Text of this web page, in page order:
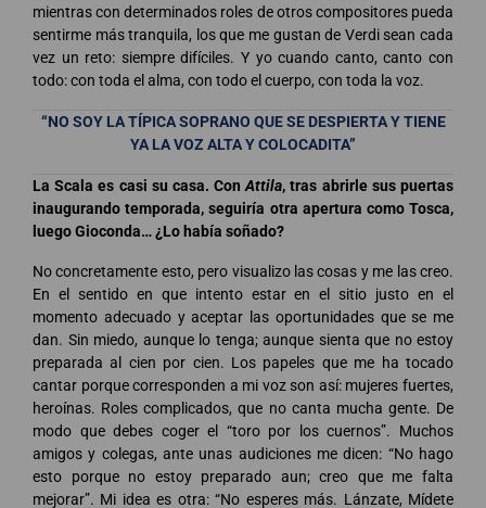
mientras con determinados roles de otros compositores pueda
sentirme más tranquila, los que me gustan de Verdi sean cada
vez un reto: siempre difíciles. Y yo cuando canto, canto con
todo: con toda el alma, con todo el cuerpo, con toda la voz.
“NO SOY LA TÍPICA SOPRANO QUE SE DESPIERTA Y TIENE
YA LA VOZ ALTA Y COLOCADITA”
La Scala es casi su casa. ConAttila, tras abrirle sus puertas
inaugurando temporada, seguiría otra apertura como Tosca,
luego Gioconda… ¿Lo había soñado?
No concretamente esto, pero visualizo las cosas y me las creo.
En el sentido en que intento estar en el sitio justo en el
momento adecuado y aceptar las oportunidades que se me
dan. Sin miedo, aunque lo tenga; aunque sienta que no estoy
preparada al cien por cien. Los papeles que me ha tocado
cantar porque corresponden a mi voz son así: mujeres fuertes,
heroínas. Roles complicados, que no canta mucha gente. De
modo que debes coger el “toro por los cuernos”. Muchos
amigos y colegas, ante unas audiciones me dicen: “No hago
esto porque no estoy preparado aun; creo que me falta
mejorar”. Mi idea es otra: “No esperes más. Lánzate, Mídete